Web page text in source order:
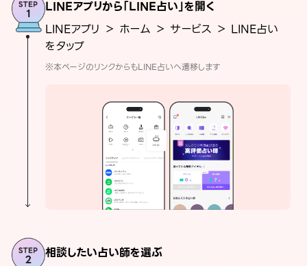
LINEアプリから「LINE占い」を開く
LINEアプリ ＞ ホーム ＞ サービス ＞ LINE占い
をタップ
※本ページのリンクからもLINE占いへ遷移します
相談したい占い師を選ぶ